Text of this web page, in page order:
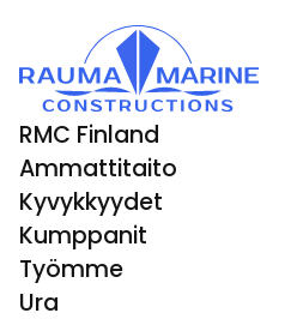
RMC Finland
Ammattitaito
Kyvykkyydet
Kumppanit
Työmme
Ura